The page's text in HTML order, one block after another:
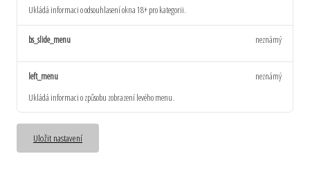
Ukládá informaci o odsouhlasení okna 18+ pro kategorii.
bs_slide_menu neznámý
left_menu
Ukládá informaci o způsobu zobrazení levého menu.
neznámý
Uložit nastavení